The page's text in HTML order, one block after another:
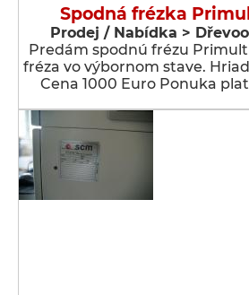
Spodná frézka
Prodej / Nabídka >
Predám spodnú frézu
fréza vo výbornom stave.
Cena 1000 Euro Ponuka